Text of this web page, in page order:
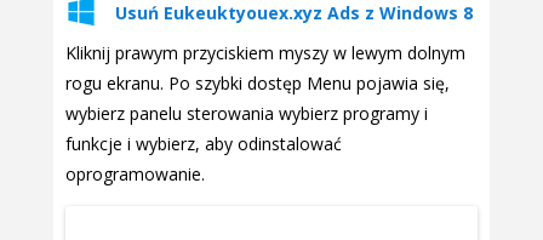
Usuń Eukeuktyouex.xyz Ads z Windows 8
Kliknij prawym przyciskiem myszy w lewym dolnym
rogu ekranu. Po szybki dostęp Menu pojawia się,
wybierz panelu sterowania wybierz programy i
funkcje i wybierz, aby odinstalować
oprogramowanie.